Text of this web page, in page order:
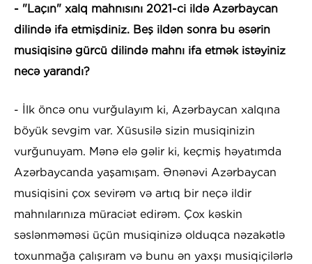
- "Laçın" xalq mahnısını 2021-ci ildə Azərbaycan
dilində ifa etmişdiniz. Beş ildən sonra bu əsərin
musiqisinə gürcü dilində mahnı ifa etmək istəyiniz
necə yarandı?
- İlk öncə onu vurğulayım ki, Azərbaycan xalqına
böyük sevgim var. Xüsusilə sizin musiqinizin
vurğunuyam. Mənə elə gəlir ki, keçmiş həyatımda
Azərbaycanda yaşamışam. Ənənəvi Azərbaycan
musiqisini çox sevirəm və artıq bir neçə ildir
mahnılarınıza müraciət edirəm. Çox kəskin
səslənməməsi üçün musiqinizə olduqca nəzakətlə
toxunmağa çalışıram və bunu ən yaxşı musiqiçilərlə